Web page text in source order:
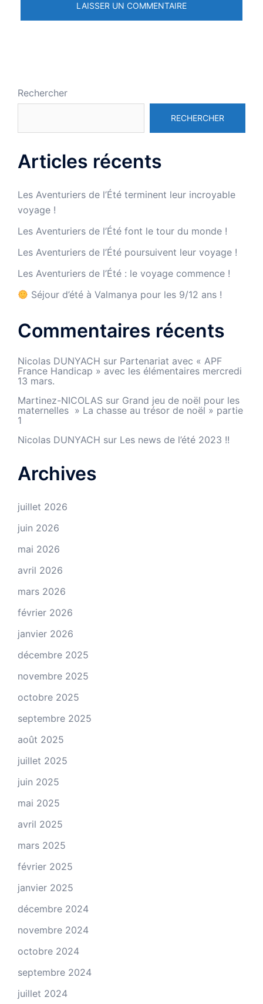
Rechercher
RECHERCHER
Articles récents
Les Aventuriers de l’Été terminent leur incroyable
voyage !
Les Aventuriers de l’Été font le tour du monde !
Les Aventuriers de l’Été poursuivent leur voyage !
Les Aventuriers de l’Été : le voyage commence !
Séjour d’été à Valmanya pour les 9/12 ans !
Commentaires récents
Nicolas DUNYACH sur Partenariat avec « APF
France Handicap » avec les élémentaires mercredi
13 mars.
Martinez-NICOLAS sur Grand jeu de noël pour les
maternelles » La chasse au trésor de noël » partie
1
Nicolas DUNYACH sur Les news de l’été 2023 !!
Archives
juillet 2026
juin 2026
mai 2026
avril 2026
mars 2026
février 2026
janvier 2026
décembre 2025
novembre 2025
octobre 2025
septembre 2025
août 2025
juillet 2025
juin 2025
mai 2025
avril 2025
mars 2025
février 2025
janvier 2025
décembre 2024
novembre 2024
octobre 2024
septembre 2024
juillet 2024